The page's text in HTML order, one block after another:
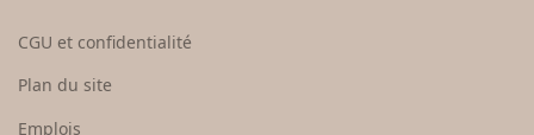
e
CGU et confidentialité
Plan du site
Emplois